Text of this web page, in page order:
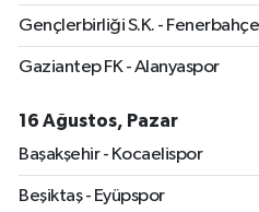
Gençlerbirliği S.K. - Fenerbahçe
Gaziantep FK - Alanyaspor
16 Ağustos, Pazar
Başakşehir - Kocaelispor
Beşiktaş - Eyüpspor